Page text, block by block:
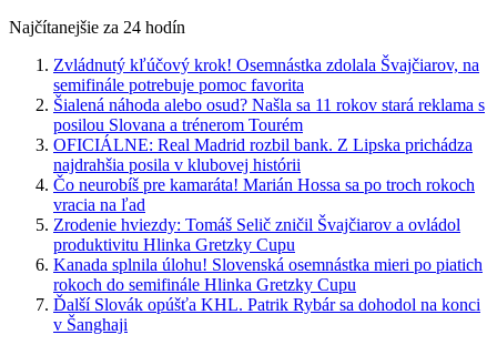
Najčítanejšie za 24 hodín
Zvládnutý kľúčový krok! Osemnástka zdolala Švajčiarov, na
semifinále potrebuje pomoc favorita
Šialená náhoda alebo osud? Našla sa 11 rokov stará reklama s
posilou Slovana a trénerom Tourém
OFICIÁLNE: Real Madrid rozbil bank. Z Lipska prichádza
najdrahšia posila v klubovej histórii
Čo neurobíš pre kamaráta! Marián Hossa sa po troch rokoch
vracia na ľad
Zrodenie hviezdy: Tomáš Selič zničil Švajčiarov a ovládol
produktivitu Hlinka Gretzky Cupu
Kanada splnila úlohu! Slovenská osemnástka mieri po piatich
rokoch do semifinále Hlinka Gretzky Cupu
Ďalší Slovák opúšťa KHL. Patrik Rybár sa dohodol na konci
v Šanghaji